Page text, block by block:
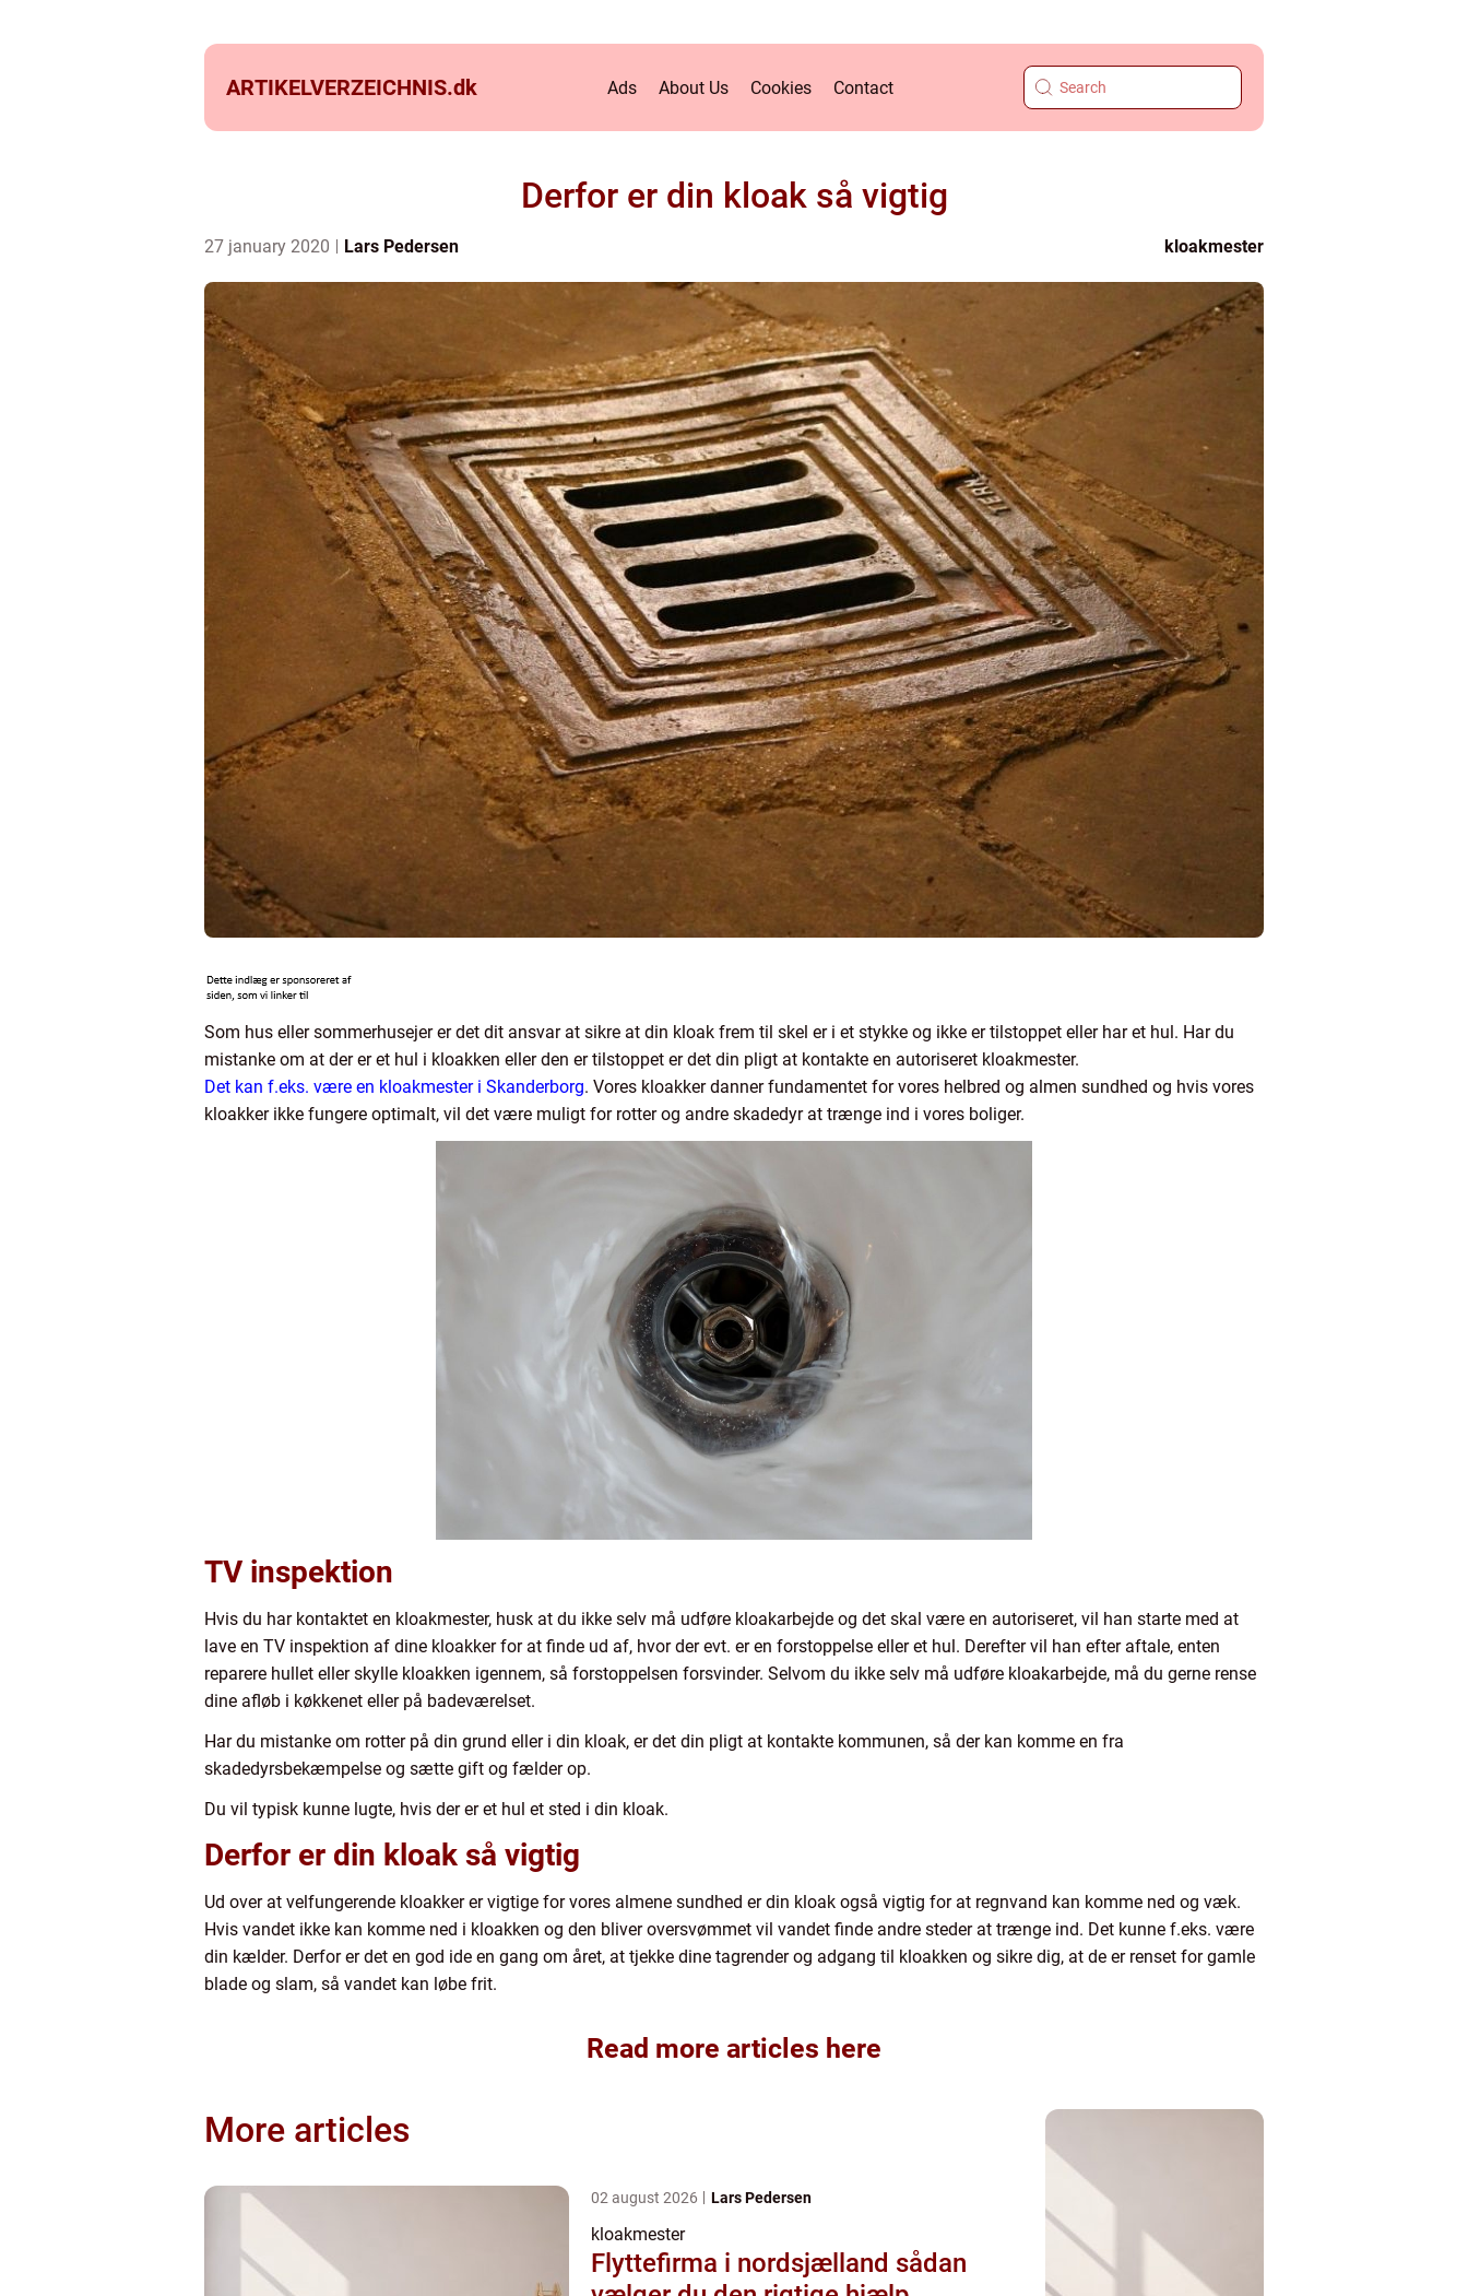
ARTIKELVERZEICHNIS.dk Ads About Us Cookies Contact
Derfor er din kloak så vigtig
27 january 2020 Lars Pedersen kloakmester
Som hus eller sommerhusejer er det dit ansvar at sikre at din kloak frem til skel er i et stykke og ikke er tilstoppet eller har et hul. Har du
mistanke om at der er et hul i kloakken eller den er tilstoppet er det din pligt at kontakte en autoriseret kloakmester.
Det kan f.eks. være en kloakmester i Skanderborg. Vores kloakker danner fundamentet for vores helbred og almen sundhed og hvis vores
kloakker ikke fungere optimalt, vil det være muligt for rotter og andre skadedyr at trænge ind i vores boliger.
TV inspektion
Hvis du har kontaktet en kloakmester, husk at du ikke selv må udføre kloakarbejde og det skal være en autoriseret, vil han starte med at
lave en TV inspektion af dine kloakker for at finde ud af, hvor der evt. er en forstoppelse eller et hul. Derefter vil han efter aftale, enten
reparere hullet eller skylle kloakken igennem, så forstoppelsen forsvinder. Selvom du ikke selv må udføre kloakarbejde, må du gerne rense
dine afløb i køkkenet eller på badeværelset.
Har du mistanke om rotter på din grund eller i din kloak, er det din pligt at kontakte kommunen, så der kan komme en fra
skadedyrsbekæmpelse og sætte gift og fælder op.
Du vil typisk kunne lugte, hvis der er et hul et sted i din kloak.
Derfor er din kloak så vigtig
Ud over at velfungerende kloakker er vigtige for vores almene sundhed er din kloak også vigtig for at regnvand kan komme ned og væk.
Hvis vandet ikke kan komme ned i kloakken og den bliver oversvømmet vil vandet finde andre steder at trænge ind. Det kunne f.eks. være
din kælder. Derfor er det en god ide en gang om året, at tjekke dine tagrender og adgang til kloakken og sikre dig, at de er renset for gamle
blade og slam, så vandet kan løbe frit.
Read more articles here
More articles
02 august 2026 Lars Pedersen
kloakmester
Flyttefirma i nordsjælland sådan